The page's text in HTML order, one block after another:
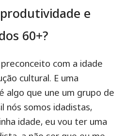
e
60+?
com a idade
cultural. E uma
algo que une um grupo de
nós somos idadistas,
idade, eu vou ter uma